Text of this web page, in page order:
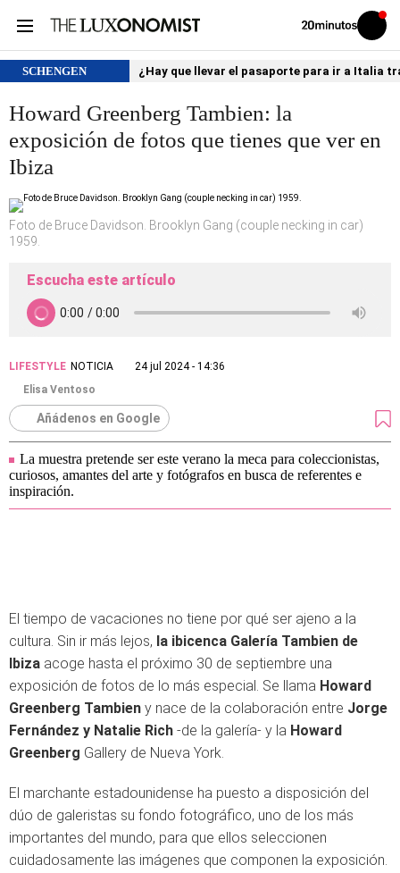
Volver
Iniciar
sesión
SCHENGEN ¿Hay que llevar el pasaporte para ir a Italia
Howard Greenberg Tambien: la
exposición de fotos que tienes que ver en
Ibiza
Foto de Bruce Davidson. Brooklyn Gang (couple necking in car)
1959.
Escucha este artículo
LIFESTYLE NOTICIA
24 jul 2024 - 14:36
Elisa Ventoso
Añádenos en Google
La muestra pretende ser este verano la meca para coleccionistas,
curiosos, amantes del arte y fotógrafos en busca de referentes e
inspiración.
El tiempo de vacaciones no tiene por qué ser ajeno a la
cultura. Sin ir más lejos, la ibicenca Galería Tambien de
Ibiza acoge hasta el próximo 30 de septiembre una
exposición de fotos de lo más especial. Se llama Howard
Greenberg Tambien y nace de la colaboración entre Jorge
Fernández y Natalie Rich -de la galería- y la Howard
Greenberg Gallery de Nueva York.
El marchante estadounidense ha puesto a disposición del
dúo de galeristas su fondo fotográfico, uno de los más
importantes del mundo, para que ellos seleccionen
cuidadosamente las imágenes que componen la exposición.